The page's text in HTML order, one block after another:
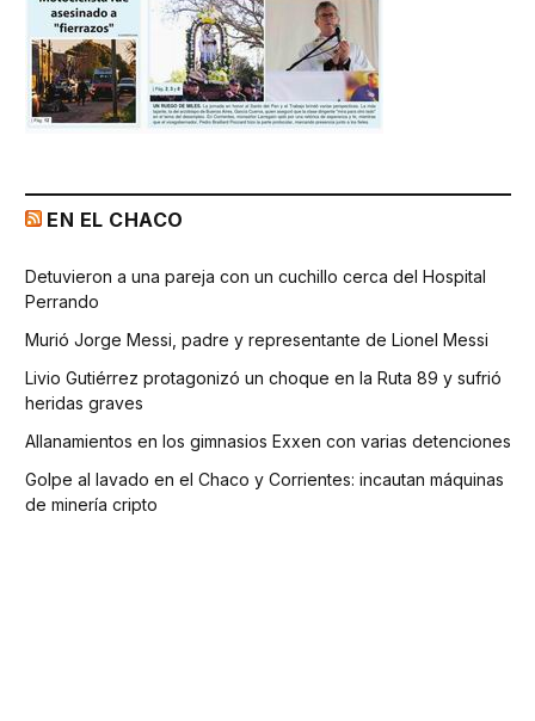
EN EL CHACO
Detuvieron a una pareja con un cuchillo cerca del Hospital
Perrando
Murió Jorge Messi, padre y representante de Lionel Messi
Livio Gutiérrez protagonizó un choque en la Ruta 89 y sufrió
heridas graves
Allanamientos en los gimnasios Exxen con varias detenciones
Golpe al lavado en el Chaco y Corrientes: incautan máquinas
de minería cripto